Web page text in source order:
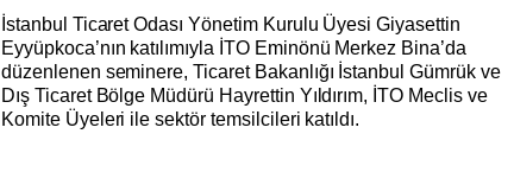
İstanbul Ticaret Odası Yönetim Kurulu Üyesi Giyasettin
Eyyüpkoca’nın katılımıyla İTO Eminönü Merkez Bina’da
düzenlenen seminere, Ticaret Bakanlığı İstanbul Gümrük ve
Dış Ticaret Bölge Müdürü Hayrettin Yıldırım, İTO Meclis ve
Komite Üyeleri ile sektör temsilcileri katıldı.